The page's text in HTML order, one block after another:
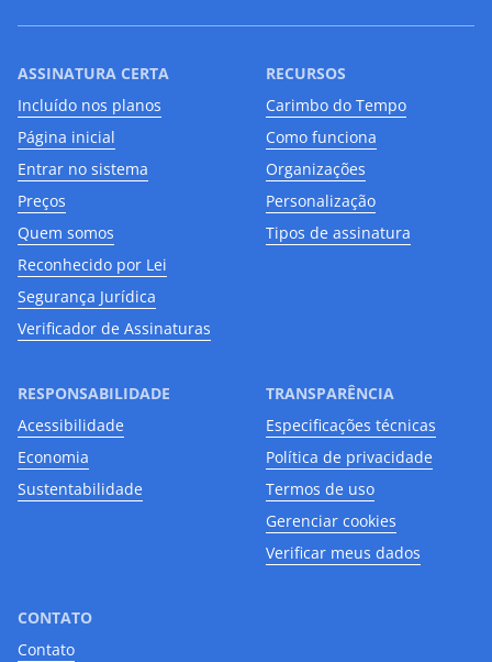
ASSINATURA CERTA
Incluído nos planos
Página inicial
Entrar no sistema
Preços
Quem somos
Reconhecido por Lei
Segurança Jurídica
Verificador de Assinaturas
RECURSOS
Carimbo do Tempo
Como funciona
Organizações
Personalização
Tipos de assinatura
RESPONSABILIDADE
Acessibilidade
Economia
Sustentabilidade
TRANSPARÊNCIA
Especificações técnicas
Política de privacidade
Termos de uso
Gerenciar cookies
Verificar meus dados
CONTATO
Contato